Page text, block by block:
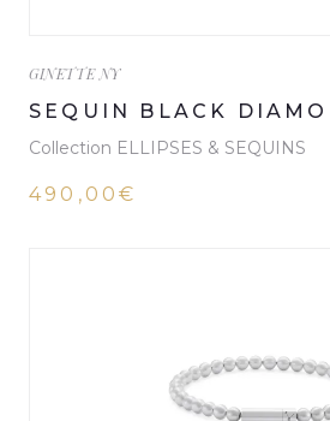
GINETTE NY
SEQUIN BLACK
Collection ELLIPSES & SEQUINS
490,00€